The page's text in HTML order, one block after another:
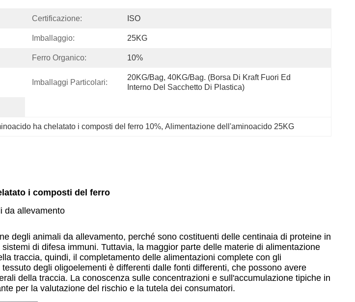
Certificazione: ISO
Imballaggio: 25KG
Ferro Organico: 10%
Imballaggi Particolari:
20KG/Bag, 40KG/Bag. (Borsa Di Kraft Fuori Ed
Interno Del Sacchetto Di Plastica)
ha chelatato i composti del ferro 10%, Alimentazione dell'aminoacido 25KG
i composti del ferro
da allevamento
degli animali da allevamento, perché sono costituenti delle centinaia di proteine in
di difesa immuni. Tuttavia, la maggior parte delle materie di alimentazione
traccia, quindi, il completamento delle alimentazioni complete con gli
degli oligoelementi è differenti dalle fonti differenti, che possono avere
della traccia. La conoscenza sulle concentrazioni e sull'accumulazione tipiche in
per la valutazione del rischio e la tutela dei consumatori.